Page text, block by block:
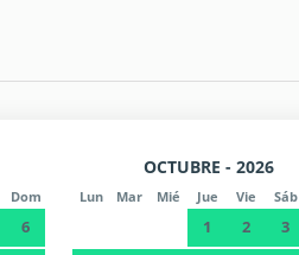
Dom
6
OCTUBRE - 2026
Lun Mar Mié Jue Vie Sáb
1 2 3